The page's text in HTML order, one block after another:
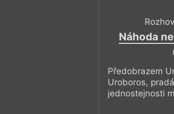
Náhoda
Předobrazem
Uroboros,
jednostejnosti